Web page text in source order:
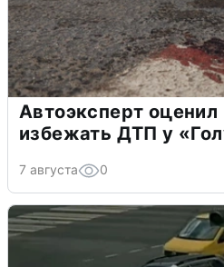
Автоэксперт
избежать ДТП у
7 августа 0